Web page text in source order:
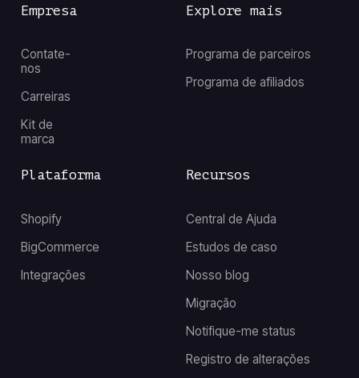
Empresa
Contate-
nos
Carreiras
Kit de
marca
Recursos
Central de Ajuda
Estudos de caso
Nosso blog
Migração
Notifique-me status
Registro de alterações
Explore mais
Programa de parceiros
Programa de afiliados
Plataforma
Shopify
BigCommerce
Integrações